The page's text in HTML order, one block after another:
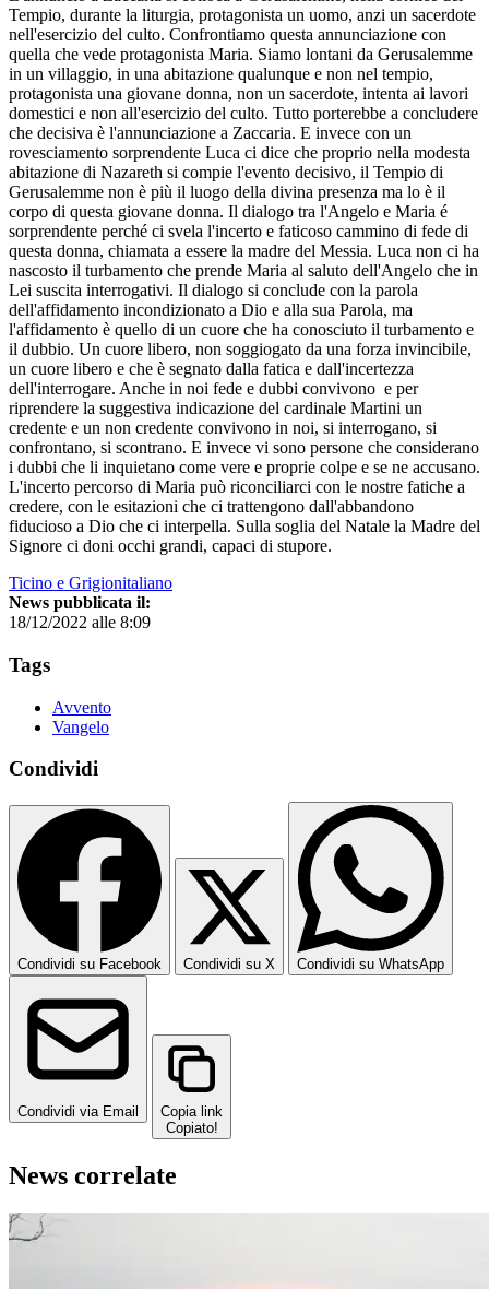
Tempio, durante la liturgia, protagonista un uomo, anzi un sacerdote
nell'esercizio del culto. Confrontiamo questa annunciazione con
quella che vede protagonista Maria. Siamo lontani da Gerusalemme
in un villaggio, in una abitazione qualunque e non nel tempio,
protagonista una giovane donna, non un sacerdote, intenta ai lavori
domestici e non all'esercizio del culto. Tutto porterebbe a concludere
che decisiva è l'annunciazione a Zaccaria. E invece con un
rovesciamento sorprendente Luca ci dice che proprio nella modesta
abitazione di Nazareth si compie l'evento decisivo, il Tempio di
Gerusalemme non è più il luogo della divina presenza ma lo è il
corpo di questa giovane donna. Il dialogo tra l'Angelo e Maria é
sorprendente perché ci svela l'incerto e faticoso cammino di fede di
questa donna, chiamata a essere la madre del Messia. Luca non ci ha
nascosto il turbamento che prende Maria al saluto dell'Angelo che in
Lei suscita interrogativi. Il dialogo si conclude con la parola
dell'affidamento incondizionato a Dio e alla sua Parola, ma
l'affidamento è quello di un cuore che ha conosciuto il turbamento e
il dubbio. Un cuore libero, non soggiogato da una forza invincibile,
un cuore libero e che è segnato dalla fatica e dall'incertezza
dell'interrogare. Anche in noi fede e dubbi convivono e per
riprendere la suggestiva indicazione del cardinale Martini un
credente e un non credente convivono in noi, si interrogano, si
confrontano, si scontrano. E invece vi sono persone che considerano
i dubbi che li inquietano come vere e proprie colpe e se ne accusano.
L'incerto percorso di Maria può riconciliarci con le nostre fatiche a
credere, con le esitazioni che ci trattengono dall'abbandono
fiducioso a Dio che ci interpella. Sulla soglia del Natale la Madre del
Signore ci doni occhi grandi, capaci di stupore.
Ticino e Grigionitaliano
News pubblicata il:
18/12/2022 alle 8:09
Tags
Avvento
Vangelo
Condividi
Condividi su Facebook Condividi su X Condividi su WhatsApp
Condividi via Email
Copia link
Copiato!
News correlate